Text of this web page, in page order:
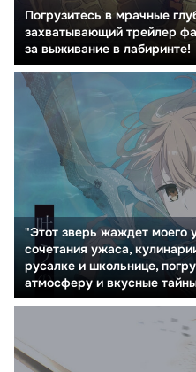
Погрузитесь в мрачные
захватывающий трейлер
за выживание в лабиринте!
"Этот зверь жаждет моего
сочетания ужаса,
русалке и школьнице,
атмосферу и вкусные